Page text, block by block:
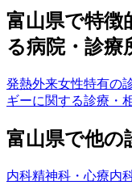
富山県で特徴
る病院・診療
発熱外来女性特有の
ギーに関する診療・
富山県で他の
内科精神科・心療内